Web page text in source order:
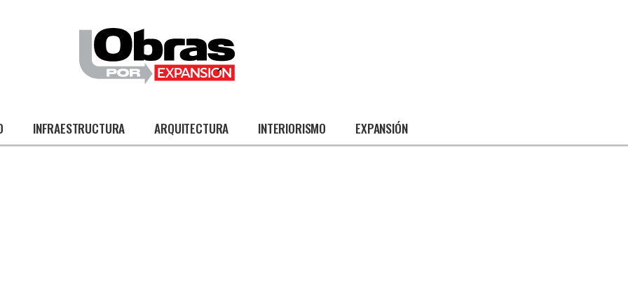
INFRAESTRUCTURA ARQUITECTURA INTERIORISMO EXPANSIÓN